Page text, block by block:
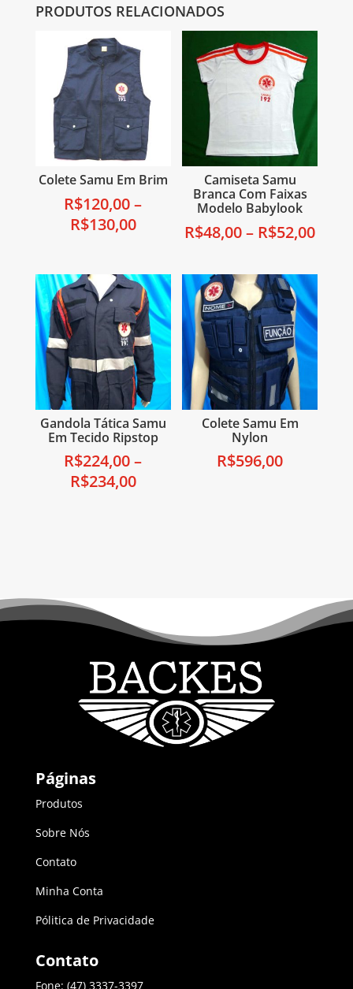
PRODUTOS RELACIONADOS
Colete Samu Em Brim
R$120,00–
R$130,00
Camiseta Samu
Branca Com Faixas
Modelo Babylook
R$48,00– R$52,00
Gandola Tática Samu
Em Tecido Ripstop
R$224,00–
R$234,00
Colete Samu Em
Nylon
R$596,00
Páginas
Produtos
Sobre Nós
Contato
Minha Conta
Pólitica de Privacidade
Contato
Fone: (47) 3337-3397